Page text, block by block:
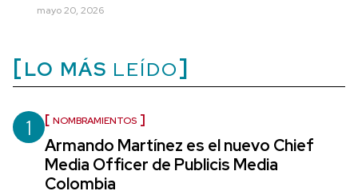
mayo 20, 2026
LO MÁS LEÍDO
1 NOMBRAMIENTOS
Armando Martínez es el nuevo Chief
Media Officer de Publicis Media
Colombia